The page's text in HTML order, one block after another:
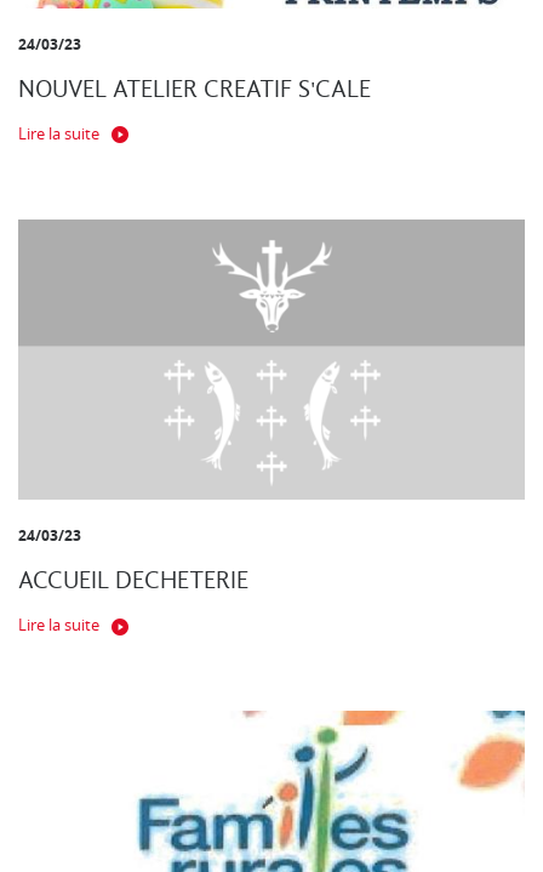
24/03/23
NOUVEL ATELIER CREATIF S'CALE
Lire la suite
24/03/23
ACCUEIL DECHETERIE
Lire la suite